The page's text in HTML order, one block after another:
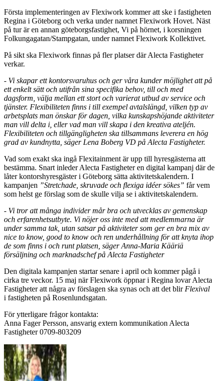
Första implementeringen av Flexiwork kommer att ske i fastigheten
Regina i Göteborg och verka under namnet Flexiwork Hovet. Näst
på tur är en annan göteborgsfastighet, Vi på hörnet, i korsningen
Folkungagatan/Stampgatan, under namnet Flexiwork Kollektivet.
På sikt ska Flexiwork finnas på fler platser där Alecta Fastigheter
verkar.
- Vi skapar ett kontorsvaruhus och ger våra kunder möjlighet att på
ett enkelt sätt och utifrån sina specifika behov, till och med
dagsform, välja mellan ett stort och varierat utbud av service och
tjänster. Flexibiliteten finns i till exempel avtalslängd, vilken typ av
arbetsplats man önskar för dagen, vilka kunskapshöjande aktiviteter
man vill delta i, eller vad man vill skapa i den kreativa ateljén.
Flexibiliteten och tillgängligheten ska tillsammans leverera en hög
grad av kundnytta, säger Lena Boberg VD på Alecta Fastigheter.
Vad som exakt ska ingå Flexitainment är upp till hyresgästerna att
bestämma. Snart inleder Alecta Fastigheter en digital kampanj där de
låter kontorshyresgäster i Göteborg sätta aktivitetskalendern. I
kampanjen ”Stretchade, skruvade och flexiga idéer sökes” får vem
som helst ge förslag som de skulle vilja se i aktivitetskalendern.
- Vi tror att många individer mår bra och utvecklas av gemenskap
och erfarenhetsutbyte. Vi nöjer oss inte med att medlemmarna är
under samma tak, utan satsar på aktiviteter som ger en bra mix av
nice to know, good to know och ren underhållning för att knyta ihop
de som finns i och runt platsen, säger Anna-Maria Kääriä
försäljning och marknadschef på Alecta Fastigheter
Den digitala kampanjen startar senare i april och kommer pågå i
cirka tre veckor. 15 maj när Flexiwork öppnar i Regina lovar Alecta
Fastigheter att några av förslagen ska synas och att det blir Flexival
i fastigheten på Rosenlundsgatan.
För ytterligare frågor kontakta:
Anna Fager Persson, ansvarig extern kommunikation Alecta
Fastigheter 0709-803209